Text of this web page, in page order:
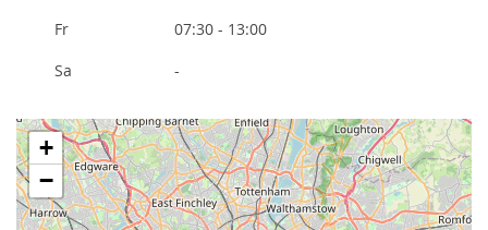
Fr
07:30 - 13:00
Sa
-
+
−